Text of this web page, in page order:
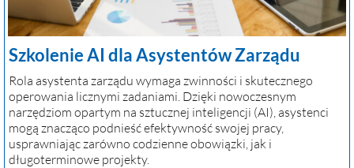
Szkolenie AI dla Asystentów Zarządu
Rola asystenta zarządu wymaga zwinności i skutecznego
operowania licznymi zadaniami. Dzięki nowoczesnym
narzędziom opartym na sztucznej inteligencji (AI), asystenci
mogą znacząco podnieść efektywność swojej pracy,
usprawniając zarówno codzienne obowiązki, jak i
długoterminowe projekty.